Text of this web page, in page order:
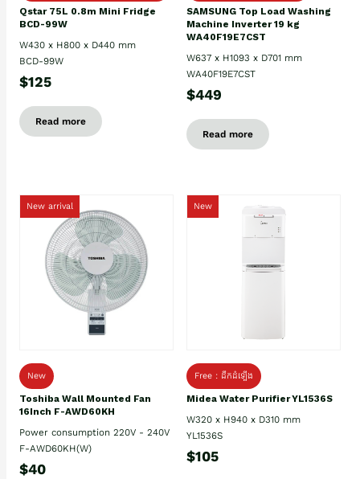
Qstar 75L 0.8m Mini Fridge
BCD-99W
W430 x H800 x D440 mm
BCD-99W
$125
Read more
SAMSUNG Top Load Washing
Machine Inverter 19 kg
WA40F19E7CST
W637 x H1093 x D701 mm
WA40F19E7CST
$449
Read more
New arrival
New
Toshiba Wall Mounted Fan
16Inch F-AWD60KH
Power consumption 220V - 240V
F-AWD60KH(W)
$40
New
Free : ដឹកដំឡើង
Midea Water Purifier YL1536S
W320 x H940 x D310 mm
YL1536S
$105